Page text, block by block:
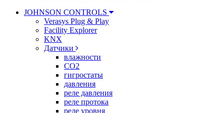
JOHNSON CONTROLS
Verasys Plug & Play
Facility Explorer
KNX
Датчики
влажности
CO2
гигростаты
давления
реле давления
реле протока
реле уровня